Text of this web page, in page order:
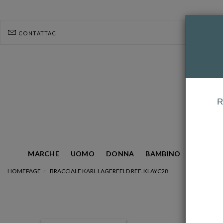
CONTATTACI
MARCHE UOMO DONNA BAMBINO
HOMEPAGE BRACCIALE KARL LAGERFELD REF. KLAYC28